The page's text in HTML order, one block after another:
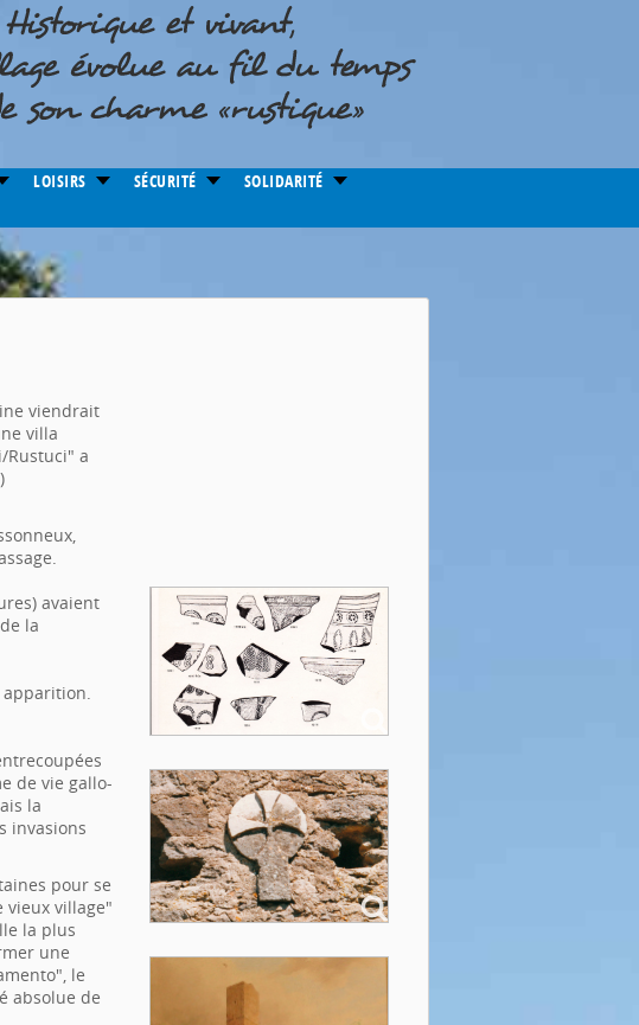
LOISIRS SÉCURITÉ SOLIDARITÉ
viendrait
villa
Rustuci" a
avaient
la
apparition.
de vie gallo-
la
invasions
pour se
vieux village"
la plus
une
le
absolue de